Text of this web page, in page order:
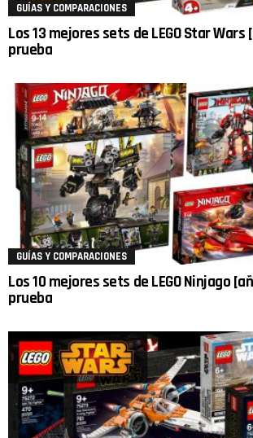
GUÍAS Y COMPARACIONES
Los 13 mejores sets de LEGO Star Wars
prueba
GUÍAS Y COMPARACIONES
Los 10 mejores sets de LEGO Ninjago
prueba